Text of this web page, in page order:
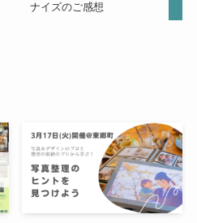
ナイズのご感想